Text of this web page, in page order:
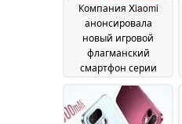
Компания Xiaomi
анонсировала
новый игровой
флагманский
смартфон серии
17 June 2026